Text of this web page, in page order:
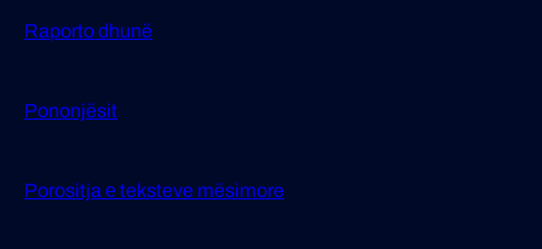
Raporto dhunë
Pononjësit
Porositja е teksteve mësimore